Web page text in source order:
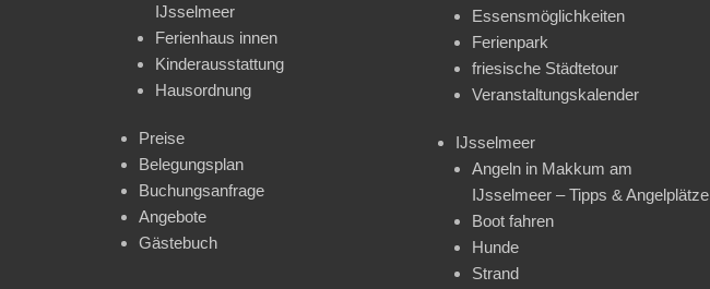
IJsselmeer
Ferienhaus innen
Kinderausstattung
Hausordnung
Preise
Belegungsplan
Buchungsanfrage
Angebote
Gästebuch
Essensmöglichkeiten
Ferienpark
friesische Städtetour
Veranstaltungskalender
IJsselmeer
Angeln in Makkum am
IJsselmeer – Tipps & Angelplätze
Boot fahren
Hunde
Strand